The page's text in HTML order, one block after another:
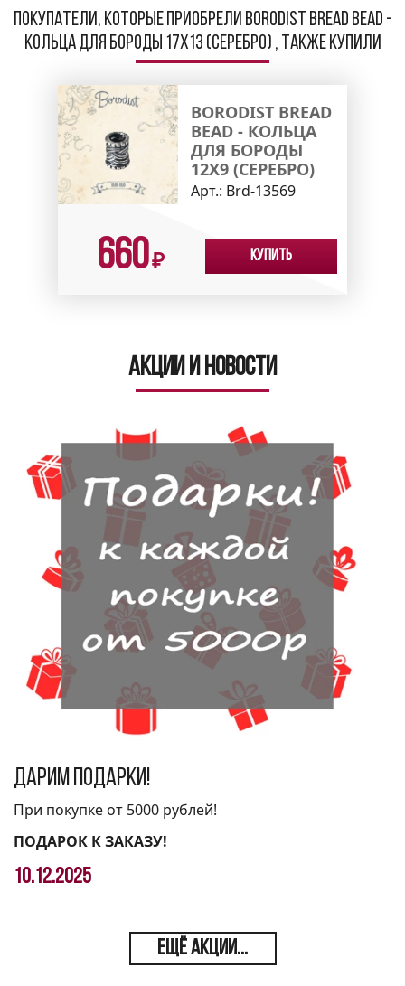
Покупатели, которые приобрели Borodist Bread Bead -
Кольца для бороды 17x13 (серебро) , также купили
BORODIST BREAD
BEAD - КОЛЬЦА
ДЛЯ БОРОДЫ
12X9 (СЕРЕБРО)
Арт.: Brd-13569
660₽ Купить
Акции и новости
Дарим подарки!
При покупке от 5000 рублей!
ПОДАРОК К ЗАКАЗУ!
10.12.2025
ЕЩЁ АКЦИИ...